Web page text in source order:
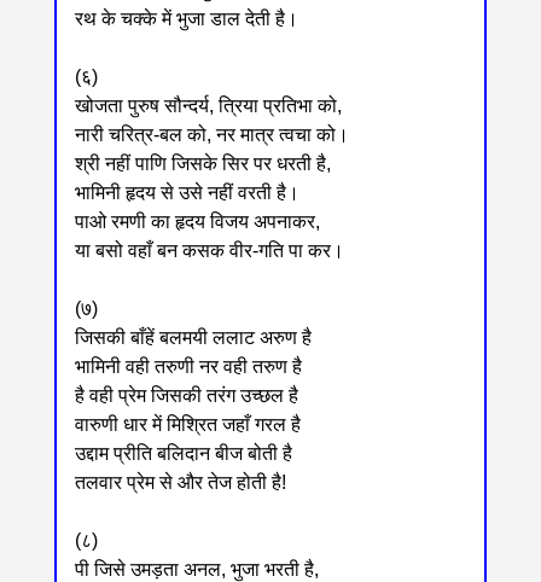
रथ के चक्के में भुजा डाल देती है।
(६)
खोजता पुरुष सौन्दर्य, त्रिया प्रतिभा को,
नारी चरित्र-बल को, नर मात्र त्वचा को।
श्री नहीं पाणि जिसके सिर पर धरती है,
भामिनी हृदय से उसे नहीं वरती है।
पाओ रमणी का हृदय विजय अपनाकर,
या बसो वहाँ बन कसक वीर-गति पा कर।
(७)
जिसकी बाँहें बलमयी ललाट अरुण है
भामिनी वही तरुणी नर वही तरुण है
है वही प्रेम जिसकी तरंग उच्छल है
वारुणी धार में मिश्रित जहाँ गरल है
उद्दाम प्रीति बलिदान बीज बोती है
तलवार प्रेम से और तेज होती है!
(८)
पी जिसे उमड़ता अनल, भुजा भरती है,